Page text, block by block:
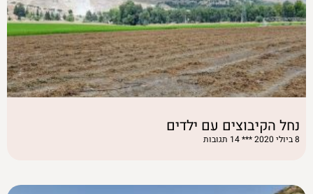
נחל הקיבוצים עם ילדים
8 ביולי 2020